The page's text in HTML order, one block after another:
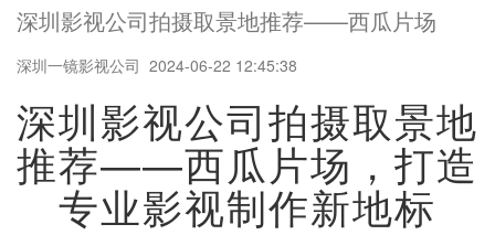
深圳影视公司拍摄取景地推荐——西瓜片场
深圳一镜影视公司 2024-06-22 12:45:38
深圳影视公司拍摄取景地
推荐——西瓜片场，打造
专业影视制作新地标